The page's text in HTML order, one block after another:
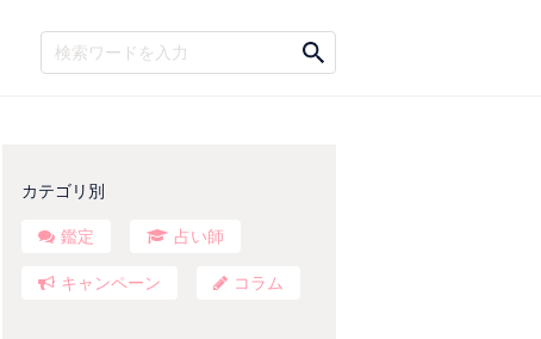
カテゴリ別
鑑定 占い師
キャンペーン コラム